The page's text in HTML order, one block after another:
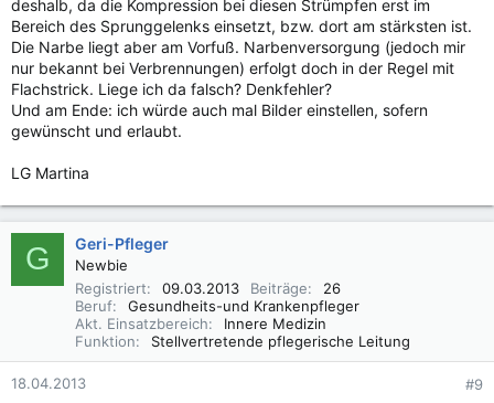
deshalb, da die Kompression bei diesen Strümpfen erst im
Bereich des Sprunggelenks einsetzt, bzw. dort am stärksten ist.
Die Narbe liegt aber am Vorfuß. Narbenversorgung (jedoch mir
nur bekannt bei Verbrennungen) erfolgt doch in der Regel mit
Flachstrick. Liege ich da falsch? Denkfehler?
Und am Ende: ich würde auch mal Bilder einstellen, sofern
gewünscht und erlaubt.
LG Martina
G Geri-Pfleger
Newbie
Registriert
09.03.2013 Beiträge
26
Beruf
Gesundheits-und Krankenpfleger
Akt. Einsatzbereich
Innere Medizin
Funktion
Stellvertretende pflegerische Leitung
18.04.2013 #9